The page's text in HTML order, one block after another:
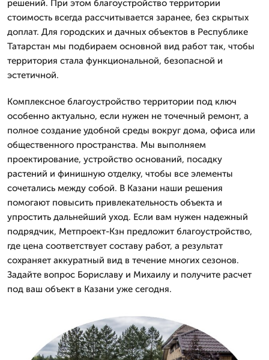
решений. При этом благоустройство территории
стоимость всегда рассчитывается заранее, без скрытых
доплат. Для городских и дачных объектов в Республике
Татарстан мы подбираем основной вид работ так, чтобы
территория стала функциональной, безопасной и
эстетичной.
Комплексное благоустройство территории под ключ
особенно актуально, если нужен не точечный ремонт, а
полное создание удобной среды вокруг дома, офиса или
общественного пространства. Мы выполняем
проектирование, устройство оснований, посадку
растений и финишную отделку, чтобы все элементы
сочетались между собой. В Казани наши решения
помогают повысить привлекательность объекта и
упростить дальнейший уход. Если вам нужен надежный
подрядчик, Метпроект-Кзн предложит благоустройство,
где цена соответствует составу работ, а результат
сохраняет аккуратный вид в течение многих сезонов.
Задайте вопрос Бориславу и Михаилу и получите расчет
под ваш объект в Казани уже сегодня.